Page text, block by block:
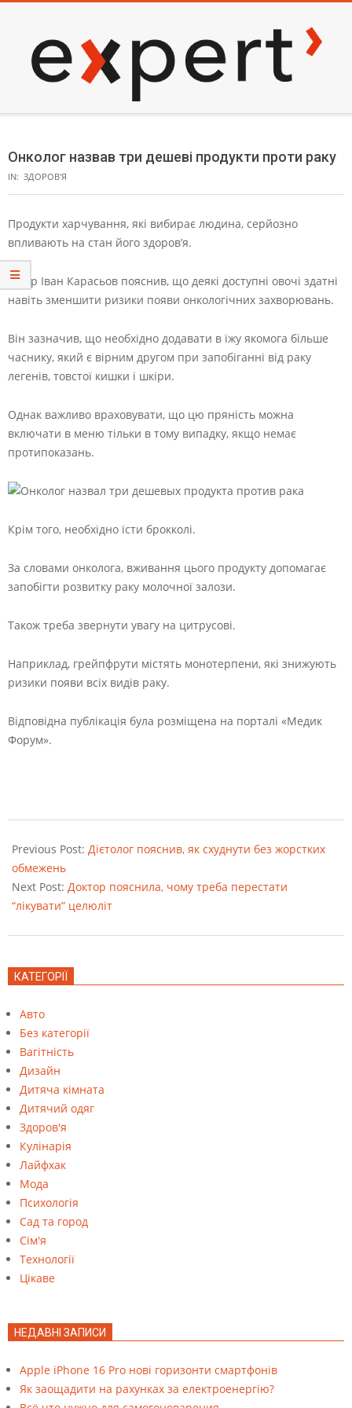
content
EXPERT
Menu
Онколог назвав три дешеві продукти проти раку
IN: ЗДОРОВ'Я
Продукти харчування, які вибирає людина, серйозно
впливають на стан його здоров’я.
Лікар Іван Карасьов пояснив, що деякі доступні овочі здатні
навіть зменшити ризики появи онкологічних захворювань.
Він зазначив, що необхідно додавати в їжу якомога більше
часнику, який є вірним другом при запобіганні від раку
легенів, товстої кишки і шкіри.
Однак важливо враховувати, що цю пряність можна
включати в меню тільки в тому випадку, якщо немає
протипоказань.
Крім того, необхідно їсти брокколі.
За словами онколога, вживання цього продукту допомагає
запобігти розвитку раку молочної залози.
Також треба звернути увагу на цитрусові.
Наприклад, грейпфрути містять монотерпени, які знижують
ризики появи всіх видів раку.
Відповідна публікація була розміщена на порталі «Медик
Форум».
08-
24
Previous Post: Дієтолог пояснив, як схуднути без жорстких
обмежень
Next Post: Доктор пояснила, чому треба перестати
“лікувати” целюліт
КАТЕГОРІЇ
Авто
Без категорії
Вагітність
Дизайн
Дитяча кімната
Дитячий одяг
Здоров'я
Кулінарія
Лайфхак
Мода
Психологія
Сад та город
Сім'я
Технології
Цікаве
НЕДАВНІ ЗАПИСИ
Apple iPhone 16 Pro нові горизонти смартфонів
Як заощадити на рахунках за електроенергію?